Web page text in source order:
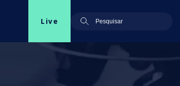
Live